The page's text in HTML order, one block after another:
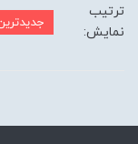
ترتیب
نمایش:
جدیدترین